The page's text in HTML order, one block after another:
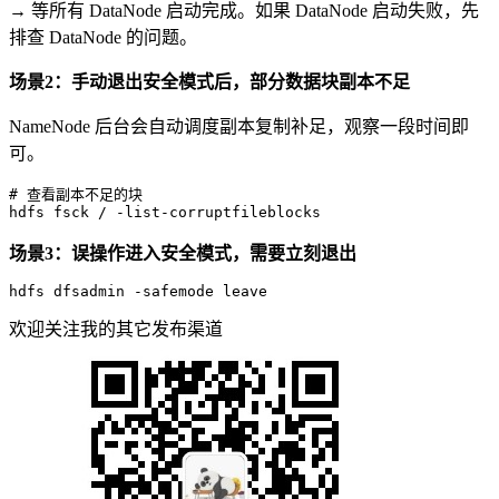
→ 等所有 DataNode 启动完成。如果 DataNode 启动失败，先
排查 DataNode 的问题。
场景2：手动退出安全模式后，部分数据块副本不足
NameNode 后台会自动调度副本复制补足，观察一段时间即
可。
# 查看副本不足的块
hdfs fsck / -list-corruptfileblocks
场景3：误操作进入安全模式，需要立刻退出
hdfs dfsadmin -safemode leave
欢迎关注我的其它发布渠道